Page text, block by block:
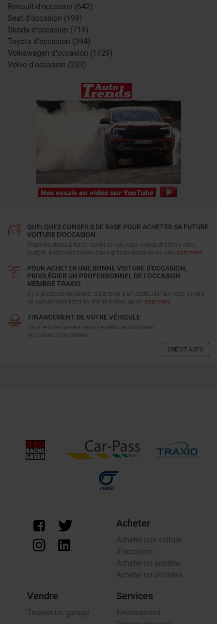
Renault d'occasion (642)
Seat d'occasion (198)
Skoda d'occasion (719)
Toyota d'occasion (394)
Volkswagen d'occasion (1429)
Volvo d'occasion (253)
QUELQUES CONSEILS DE BASE POUR ACHETER SA FUTURE
VOITURE D'OCCASION.
Première chose à faire : savoir ce que vous voulez et définir votre
budget. Avez-vous besoin d'une grande occasion ou une read-more
POUR ACHETER UNE BONNE VOITURE D'OCCASION,
PRIVILÈGIER UN PROFESSIONNEL DE L'OCCASION
MEMBRE TRAXIO
Il y a plusieurs solutions : s’adresser à un particulier qui vous vendra
sa voiture dans l’état où elle se trouve, après read-more
FINANCEMENT DE VOTRE VÉHICULE
Pour le financement de votre véhicule, comparez
et trouvez ici le meilleur.
CRÉDIT AUTO
Acheter
Acheter une voiture
d'occasion
Acheter un ancêtre
Acheter un utilitaire
Vendre
Trouver un garage
Services
Financement